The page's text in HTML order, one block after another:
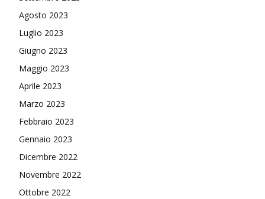
Agosto 2023
Luglio 2023
Giugno 2023
Maggio 2023
Aprile 2023
Marzo 2023
Febbraio 2023
Gennaio 2023
Dicembre 2022
Novembre 2022
Ottobre 2022